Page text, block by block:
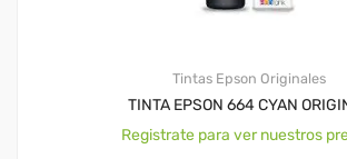
Tintas Epson Originales
TINTA EPSON 664 CYAN
Registrate para ver nuestros